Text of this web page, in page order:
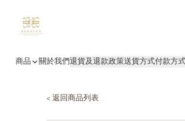
商品 關於我們退貨及退款政策送貨方式付款方
< 返回商品列表